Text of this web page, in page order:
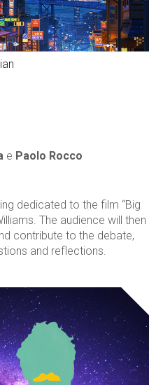
e Paolo Rocco
dedicated to the film “Big
The audience will then
contribute to the debate,
and reflections.